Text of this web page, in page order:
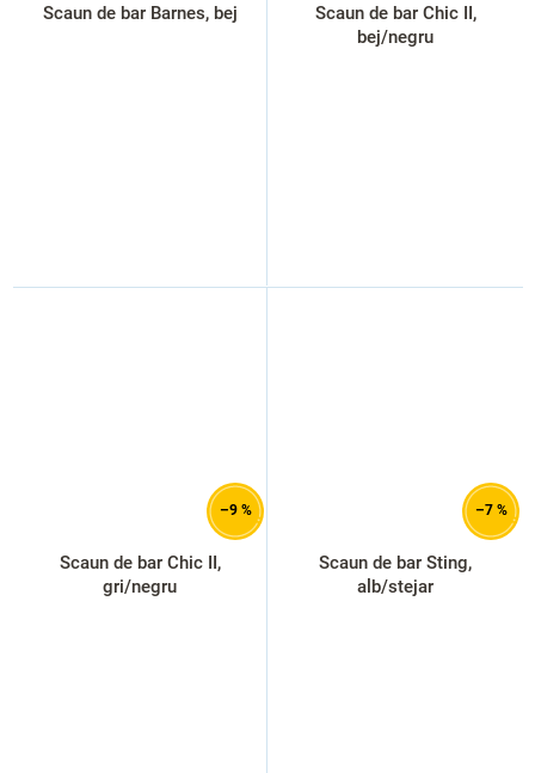
Scaun de bar Barnes, bej
Scaun de bar Chic II,
bej/negru
–9 %
Scaun de bar Chic II,
gri/negru
–7 %
Scaun de bar Sting,
alb/stejar